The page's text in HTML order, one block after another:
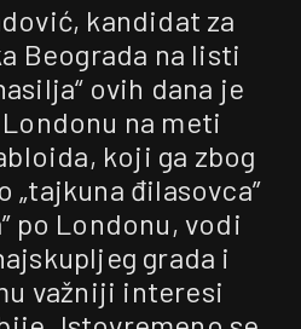
kandidat za
Beograda na listi
ovih dana je
na meti
koji ga zbog
„tajkuna đilasovca”
po Londonu, vodi
grada i
važniji interesi